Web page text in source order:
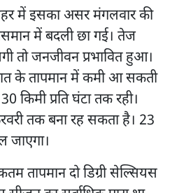
में इसका असर मंगलवार की
में बदली छा गई। तेज
तो जनजीवन प्रभावित हुआ।
के तापमान में कमी आ सकती
किमी प्रति घंटा तक रही।
तक बना रह सकता है। 23
जाएगा।
तापमान दो डिग्री सेल्सियस